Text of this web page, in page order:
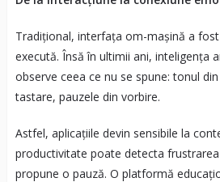
Tradițional, interfața om-mașină a
execută. Însă în ultimii ani, inteligența
observe ceea ce nu se spune: tonul
tastare, pauzele din vorbire.
Astfel, aplicațiile devin sensibile la
productivitate poate detecta
propune o pauză. O platformă